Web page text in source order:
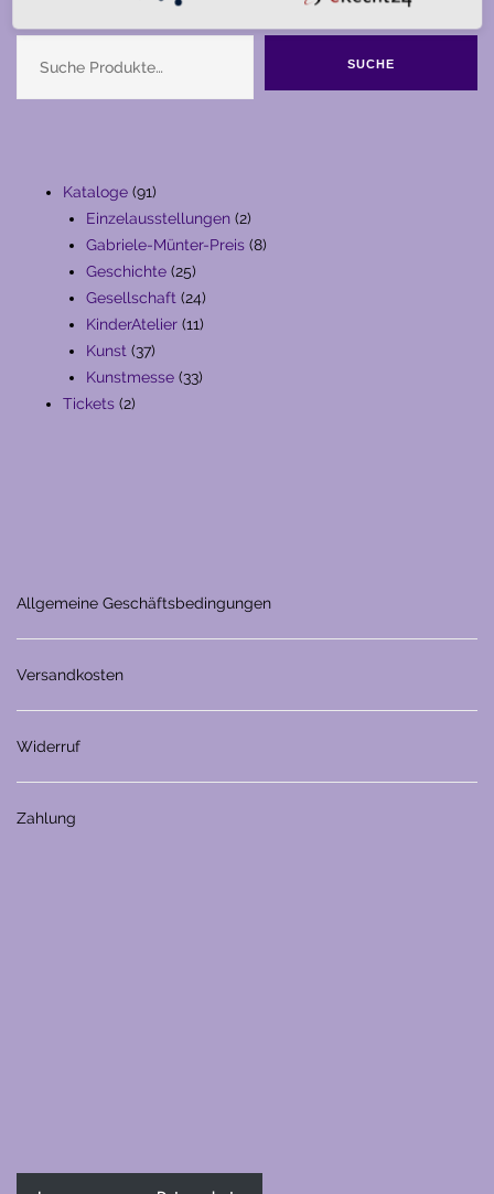
SUCHE
Kataloge 9191
Produkte
Einzelausstellungen 22
Produkte
Gabriele-Münter-Preis 88
Geschichte 2525
Produkte
Gesellschaft 2424
Produkte
KinderAtelier 1111
Kunst 3737
Produkte
Kunstmesse 3333
Tickets 22
Allgemeine Geschäftsbedingungen
Versandkosten
Widerruf
Zahlung